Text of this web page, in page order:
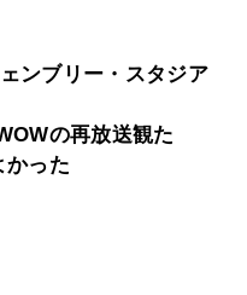
ンブリー・スタジア
の再放送観た
かった